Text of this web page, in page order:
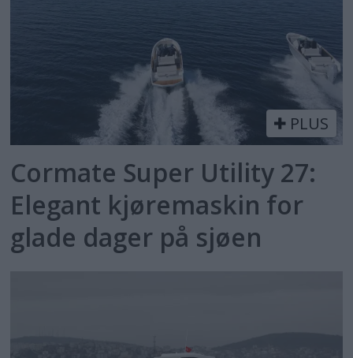
PLUS
Cormate Super Utility 27:
Elegant kjøremaskin for
glade dager på sjøen